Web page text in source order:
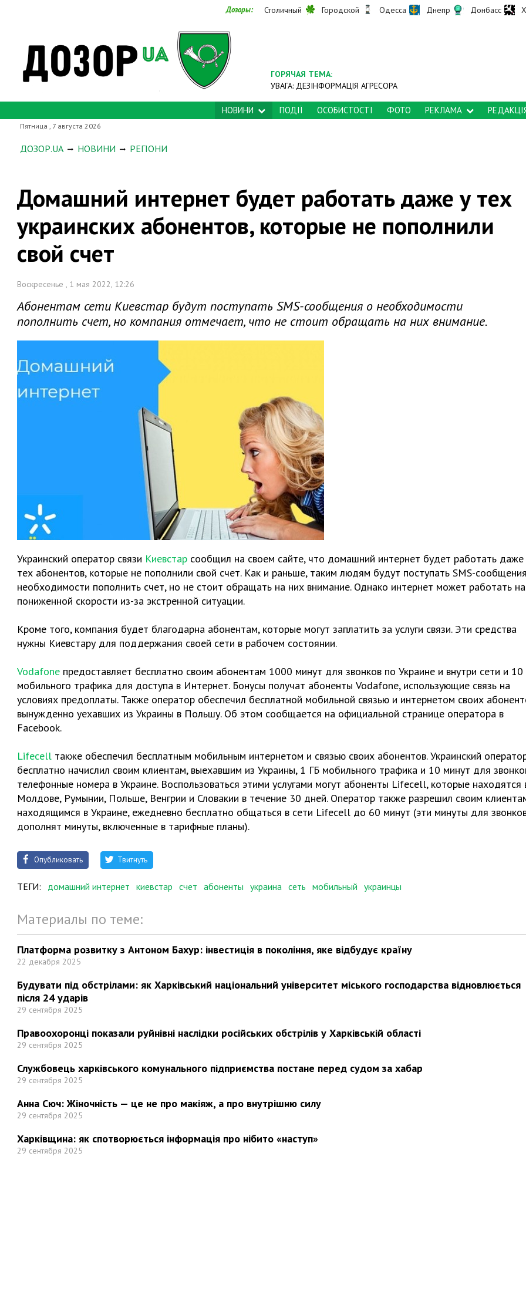
Дозоры: Столичный Городской Одесса Днепр Донбасс
ГОРЯЧАЯ ТЕМА:
УВАГА: ДЕЗІНФОРМАЦІЯ АГРЕСОРА
НОВИНИ ПОДІЇ ОСОБИСТОСТІ ФОТО РЕКЛАМА
Пятница , 7 августа 2026
ДОЗОР.UA НОВИНИ РЕГІОНИ
Домашний интернет будет работать даже у тех
украинских абонентов, которые не пополнили
свой счет
Воскресенье , 1 мая 2022, 12:26
Абонентам сети Киевстар будут поступать SMS-сообщения о необходимости
пополнить счет, но компания отмечает, что не стоит обращать на них внимание.
Украинский оператор связи Киевстар сообщил на своем сайте, что домашний интернет будет работать даже
тех абонентов, которые не пополнили свой счет. Как и раньше, таким людям будут поступать SMS-
необходимости пополнить счет, но не стоит обращать на них внимание. Однако интернет может работать на
пониженной скорости из-за экстренной ситуации.
Кроме того, компания будет благодарна абонентам, которые могут заплатить за услуги связи. Эти средства
нужны Киевстару для поддержания своей сети в рабочем состоянии.
Vodafone предоставляет бесплатно своим абонентам 1000 минут для звонков по Украине и внутри сети и 10
мобильного трафика для доступа в Интернет. Бонусы получат абоненты Vodafone, использующие связь на
условиях предоплаты. Также оператор обеспечил бесплатной мобильной связью и интернетом своих
вынужденно уехавших из Украины в Польшу. Об этом сообщается на официальной странице оператора в
Facebook.
Lifecell также обеспечил бесплатным мобильным интернетом и связью своих абонентов. Украинский
бесплатно начислил своим клиентам, выехавшим из Украины, 1 ГБ мобильного трафика и 10 минут для
телефонные номера в Украине. Воспользоваться этими услугами могут абоненты Lifecell, которые находятся
Молдове, Румынии, Польше, Венгрии и Словакии в течение 30 дней. Оператор также разрешил своим
находящимся в Украине, ежедневно бесплатно общаться в сети Lifecell до 60 минут (эти минуты для
дополнят минуты, включенные в тарифные планы).
Опубликовать Твитнуть
ТЕГИ: домашний интернет киевстар счет абоненты украина сеть мобильный украинцы
Материалы по теме:
Платформа розвитку з Антоном Бахур: інвестиція в покоління, яке відбудує країну
22 декабря 2025
Будувати під обстрілами: як Харківський національний університет міського господарства відновлюється
після 24 ударів
29 сентября 2025
Правоохоронці показали руйнівні наслідки російських обстрілів у Харківській області
29 сентября 2025
Службовець харківського комунального підприємства постане перед судом за хабар
29 сентября 2025
Анна Сюч: Жіночність — це не про макіяж, а про внутрішню силу
29 сентября 2025
Харківщина: як спотворюється інформація про нібито «наступ»
29 сентября 2025